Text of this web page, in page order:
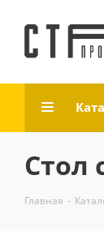
Стол
Главная -